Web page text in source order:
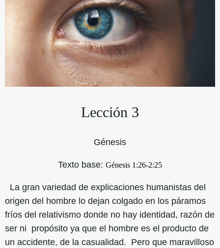
Lección 3
Génesis
Texto base: Génesis 1:26-2:25
La gran variedad de explicaciones humanistas del
origen del hombre lo dejan colgado en los páramos
fríos del relativismo donde no hay identidad, razón de
ser ni propósito ya que el hombre es el producto de
un accidente, de la casualidad. Pero que maravilloso